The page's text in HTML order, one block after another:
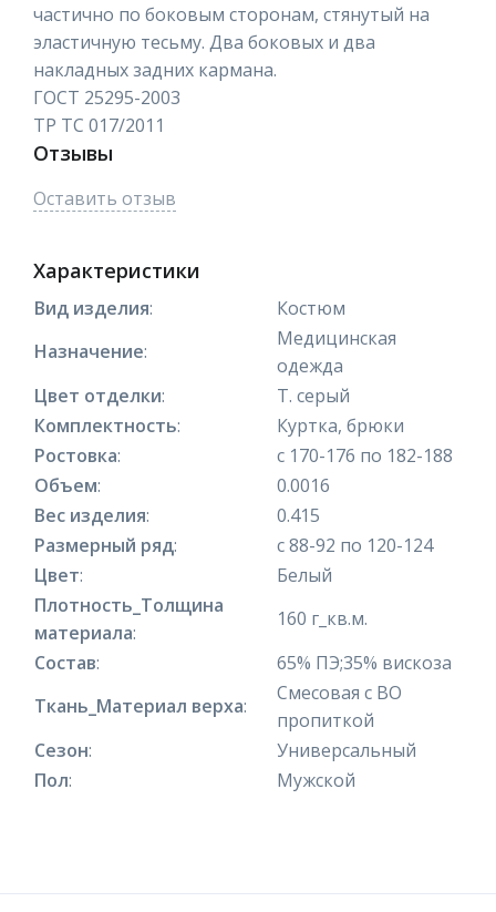
частично по боковым сторонам, стянутый на
эластичную тесьму. Два боковых и два
накладных задних кармана.
ГОСТ 25295-2003
ТР ТС 017/2011
Отзывы
Оставить отзыв
Характеристики
Вид изделия:
Костюм
Назначение:
Медицинская
одежда
Цвет отделки:
Т. серый
Комплектность:
Куртка, брюки
Ростовка:
с 170-176 по 182-188
Объем:
0.0016
Вес изделия:
0.415
Размерный ряд:
с 88-92 по 120-124
Цвет:
Белый
Плотность_Толщина
материала:
160 г_кв.м.
Состав:
65% ПЭ;35% вискоза
Ткань_Материал верха:
Смесовая с ВО
пропиткой
Сезон:
Универсальный
Пол: Мужской